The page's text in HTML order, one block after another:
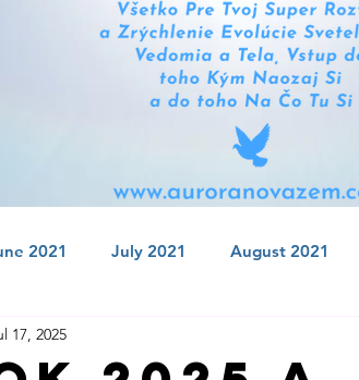
2021 July 2021 August 2021
2021
17, 2025